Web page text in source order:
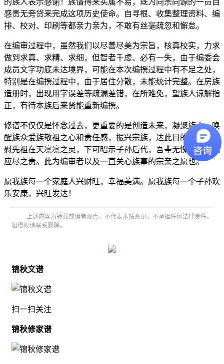
感责无旁贷来完成这项历史使命。自寻根、收集整理资料、编
排、校对、印刷等都亲力亲为，不敢有丝毫疏忽和懈怠。
在编审过程中，虽然我们以尽善尽美为宗旨，核真校实，力求
做到求真、求精、求细，但智者千虑、必有一失，由于编委会
成员文字功底未达境界，可能在本次编撰过程中有不足之处，
特别是在编撰过程中，由于居住分散，未能统计完整。在房族
造册时，出现用字误差等疏漏差错，在所难免，望族人谅解指
正，有待本族后来贤能重新编撰。
修谱不仅仅是怀念过去，更重要的是创造未来，凝聚族人，唤
醒族众爱族敬祖之心和责任感，振兴宗族，达此目的，上可告
慰先祖在天凛凛之灵，下可昭示子孙后代，吾辈无愧，已完成
应尽之责。此为编审者以及一直关心族事的宗亲之愿也。
愿我族每一个家庭人兴财旺，幸福美满。愿我族每一个子孙欢
乐安康，兴旺发达！
上述内容为转载或编者观点，不代表本站意见，不承担任何法律责任。
如侵权请联系删除。
锦秋文谱
扫一扫关注
锦秋修家谱